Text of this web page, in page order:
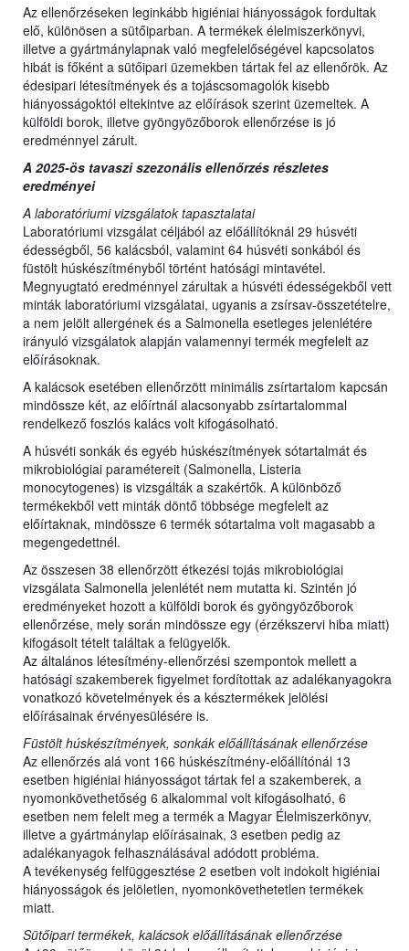
Az ellenőrzéseken leginkább higiéniai hiányosságok fordultak
elő, különösen a sütőiparban. A termékek élelmiszerkönyvi,
illetve a gyártmánylapnak való megfelelőségével kapcsolatos
hibát is főként a sütőipari üzemekben tártak fel az ellenőrök. Az
édesipari létesítmények és a tojáscsomagolók kisebb
hiányosságoktól eltekintve az előírások szerint üzemeltek. A
külföldi borok, illetve gyöngyözőborok ellenőrzése is jó
eredménnyel zárult.
A 2025-ös tavaszi szezonális ellenőrzés részletes
eredményei
A laboratóriumi vizsgálatok tapasztalatai
Laboratóriumi vizsgálat céljából az előállítóknál 29 húsvéti
édességből, 56 kalácsból, valamint 64 húsvéti sonkából és
füstölt húskészítményből történt hatósági mintavétel.
Megnyugtató eredménnyel zárultak a húsvéti édességekből vett
minták laboratóriumi vizsgálatai, ugyanis a zsírsav-összetételre,
a nem jelölt allergének és a Salmonella esetleges jelenlétére
irányuló vizsgálatok alapján valamennyi termék megfelelt az
előírásoknak.
A kalácsok esetében ellenőrzött minimális zsírtartalom kapcsán
mindössze két, az előírtnál alacsonyabb zsírtartalommal
rendelkező foszlós kalács volt kifogásolható.
A húsvéti sonkák és egyéb húskészítmények sótartalmát és
mikrobiológiai paramétereit (Salmonella, Listeria
monocytogenes) is vizsgálták a szakértők. A különböző
termékekből vett minták döntő többsége megfelelt az
előírtaknak, mindössze 6 termék sótartalma volt magasabb a
megengedettnél.
Az összesen 38 ellenőrzött étkezési tojás mikrobiológiai
vizsgálata Salmonella jelenlétét nem mutatta ki. Szintén jó
eredményeket hozott a külföldi borok és gyöngyözőborok
ellenőrzése, mely során mindössze egy (érzékszervi hiba miatt)
kifogásolt tételt találtak a felügyelők.
Az általános létesítmény-ellenőrzési szempontok mellett a
hatósági szakemberek figyelmet fordítottak az adalékanyagokra
vonatkozó követelmények és a késztermékek jelölési
előírásainak érvényesülésére is.
Füstölt húskészítmények, sonkák előállításának ellenőrzése
Az ellenőrzés alá vont 166 húskészítmény-előállítónál 13
esetben higiéniai hiányosságot tártak fel a szakemberek, a
nyomonkövethetőség 6 alkalommal volt kifogásolható, 6
esetben nem felelt meg a termék a Magyar Élelmiszerkönyv,
illetve a gyártmánylap előírásainak, 3 esetben pedig az
adalékanyagok felhasználásával adódott probléma.
A tevékenység felfüggesztése 2 esetben volt indokolt higiéniai
hiányosságok és jelöletlen, nyomonkövethetetlen termékek
miatt.
Sütőipari termékek, kalácsok előállításának ellenőrzése